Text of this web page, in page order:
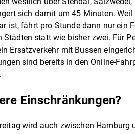
sich damit um 45 Minuten.
ist, fährt pro Stunde dann nur ein
Städten statt wie bisher zwei. Für
Ersatzverkehr mit Bussen
sind bereits in den Online-
Einschränkungen?
wird auch zwischen Hamburg